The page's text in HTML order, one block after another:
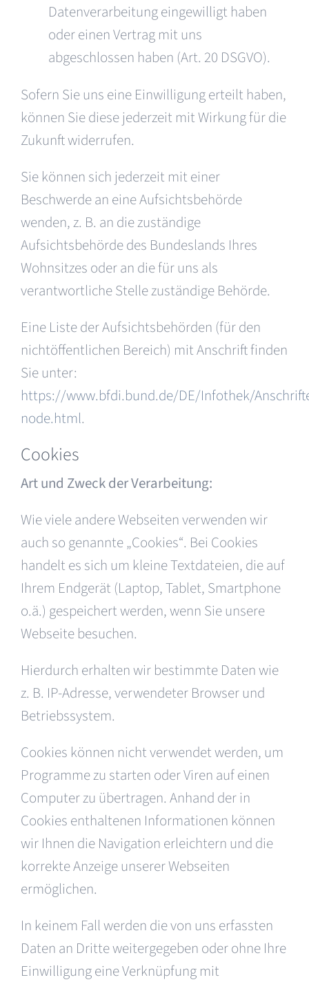
Datenverarbeitung eingewilligt haben
oder einen Vertrag mit uns
abgeschlossen haben (Art. 20 DSGVO).
Sofern Sie uns eine Einwilligung erteilt haben,
können Sie diese jederzeit mit Wirkung für die
Zukunft widerrufen.
Sie können sich jederzeit mit einer
Beschwerde an eine Aufsichtsbehörde
wenden, z. B. an die zuständige
Aufsichtsbehörde des Bundeslands Ihres
Wohnsitzes oder an die für uns als
verantwortliche Stelle zuständige Behörde.
Eine Liste der Aufsichtsbehörden (für den
nichtöffentlichen Bereich) mit Anschrift finden
Sie unter:
https://www.bfdi.bund.de/DE/Infothek/
node.html.
Cookies
Art und Zweck der Verarbeitung:
Wie viele andere Webseiten verwenden wir
auch so genannte „Cookies“. Bei Cookies
handelt es sich um kleine Textdateien, die auf
Ihrem Endgerät (Laptop, Tablet, Smartphone
o.ä.) gespeichert werden, wenn Sie unsere
Webseite besuchen.
Hierdurch erhalten wir bestimmte Daten wie
z. B. IP-Adresse, verwendeter Browser und
Betriebssystem.
Cookies können nicht verwendet werden, um
Programme zu starten oder Viren auf einen
Computer zu übertragen. Anhand der in
Cookies enthaltenen Informationen können
wir Ihnen die Navigation erleichtern und die
korrekte Anzeige unserer Webseiten
ermöglichen.
In keinem Fall werden die von uns erfassten
Daten an Dritte weitergegeben oder ohne Ihre
Einwilligung eine Verknüpfung mit